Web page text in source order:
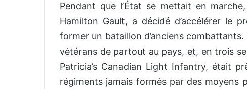
Pendant que l’État se mettait en
Hamilton Gault, a décidé d’accélérer le
former un bataillon d’anciens
vétérans de partout au pays, et, en trois
Patricia’s Canadian Light Infantry, était
régiments jamais formés par des moyens